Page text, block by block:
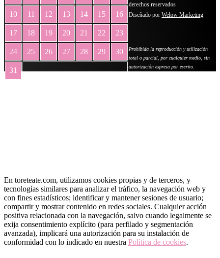
10 11 12 13 14 15 16
17 18 19 20 21 22 23
24 25 26 27 28 29 30
31
derechos reservados
Diseñado por Welow Marketing
Prohibida la reproducción y utilización
total o parcial, por cualquier medio, sin
autorización expresa por escrito.
En toreteate.com, utilizamos cookies propias y de terceros, y
tecnologías similares para analizar el tráfico, la navegación web y
con fines estadísticos; identificar y mantener sesiones de usuario;
compartir y mostrar contenido en redes sociales. Cualquier acción
positiva relacionada con la navegación, salvo cuando legalmente se
exija consentimiento explícito (para perfilado y segmentación
avanzada), implicará una autorización para su instalación de
conformidad con lo indicado en nuestra Política de cookies.